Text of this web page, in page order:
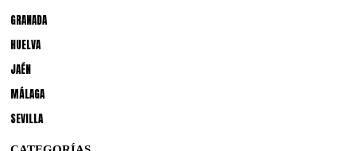
GRANADA
HUELVA
JAÉN
MÁLAGA
SEVILLA